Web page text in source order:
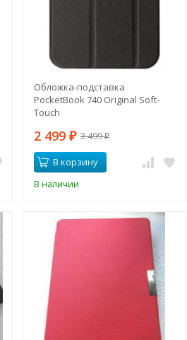
Обложка-подставка
PocketBook 740 Original Soft-
Touch
2 499 ₽ 3 499₽
В корзину
В наличии